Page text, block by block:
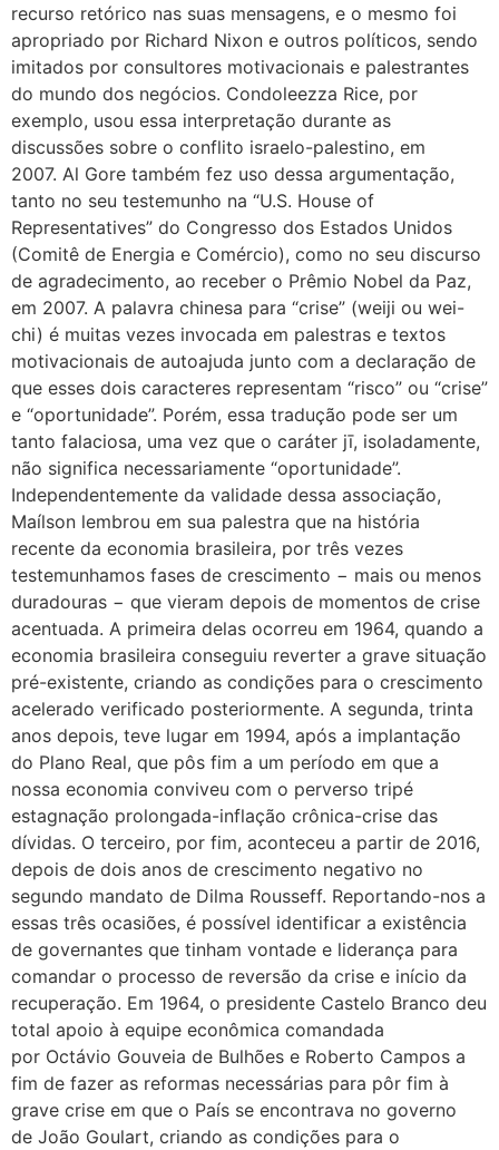
recurso retórico nas suas mensagens, e o mesmo foi
apropriado por Richard Nixon e outros políticos, sendo
imitados por consultores motivacionais e palestrantes
do mundo dos negócios. Condoleezza Rice, por
exemplo, usou essa interpretação durante as
discussões sobre o conflito israelo-palestino, em
2007. Al Gore também fez uso dessa argumentação,
tanto no seu testemunho na “U.S. House of
Representatives” do Congresso dos Estados Unidos
(Comitê de Energia e Comércio), como no seu discurso
de agradecimento, ao receber o Prêmio Nobel da Paz,
em 2007. A palavra chinesa para “crise” (weiji ou wei-
chi) é muitas vezes invocada em palestras e textos
motivacionais de autoajuda junto com a declaração de
que esses dois caracteres representam “risco” ou “crise”
e “oportunidade”. Porém, essa tradução pode ser um
tanto falaciosa, uma vez que o caráter jī, isoladamente,
não significa necessariamente “oportunidade”.
Independentemente da validade dessa associação,
Maílson lembrou em sua palestra que na história
recente da economia brasileira, por três vezes
testemunhamos fases de crescimento − mais ou menos
duradouras − que vieram depois de momentos de crise
acentuada. A primeira delas ocorreu em 1964, quando a
economia brasileira conseguiu reverter a grave situação
pré-existente, criando as condições para o crescimento
acelerado verificado posteriormente. A segunda, trinta
anos depois, teve lugar em 1994, após a implantação
do Plano Real, que pôs fim a um período em que a
nossa economia conviveu com o perverso tripé
estagnação prolongada-inflação crônica-crise das
dívidas. O terceiro, por fim, aconteceu a partir de 2016,
depois de dois anos de crescimento negativo no
segundo mandato de Dilma Rousseff. Reportando-nos a
essas três ocasiões, é possível identificar a existência
de governantes que tinham vontade e liderança para
comandar o processo de reversão da crise e início da
recuperação. Em 1964, o presidente Castelo Branco deu
total apoio à equipe econômica comandada
por Octávio Gouveia de Bulhões e Roberto Campos a
fim de fazer as reformas necessárias para pôr fim à
grave crise em que o País se encontrava no governo
de João Goulart, criando as condições para o